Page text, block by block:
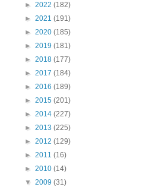
► 2022 (182)
► 2021 (191)
► 2020 (185)
► 2019 (181)
► 2018 (177)
► 2017 (184)
► 2016 (189)
► 2015 (201)
► 2014 (227)
► 2013 (225)
► 2012 (129)
► 2011 (16)
► 2010 (14)
▼ 2009 (31)